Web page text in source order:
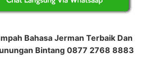
Bahasa Jerman Terbaik Dan
Bintang 0877 2768 8883